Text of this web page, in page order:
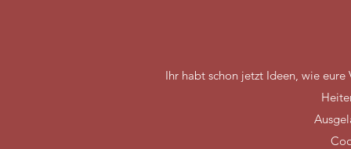
Ihr habt schon jetzt Ideen, wie